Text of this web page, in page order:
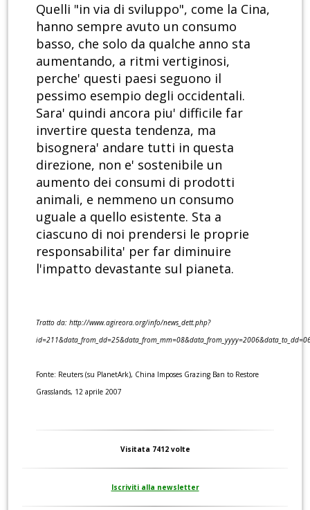
Quelli "in via di sviluppo", come la Cina,
hanno sempre avuto un consumo
basso, che solo da qualche anno sta
aumentando, a ritmi vertiginosi,
perche' questi paesi seguono il
pessimo esempio degli occidentali.
Sara' quindi ancora piu' difficile far
invertire questa tendenza, ma
bisognera' andare tutti in questa
direzione, non e' sostenibile un
aumento dei consumi di prodotti
animali, e nemmeno un consumo
uguale a quello esistente. Sta a
ciascuno di noi prendersi le proprie
responsabilita' per far diminuire
l'impatto devastante sul pianeta.
Tratto da: http://www.agireora.org/info/news_dett.php?
Fonte: Reuters (su PlanetArk), China Imposes Grazing Ban to Restore
Grasslands, 12 aprile 2007
Visitata 7412 volte
Iscriviti alla newsletter